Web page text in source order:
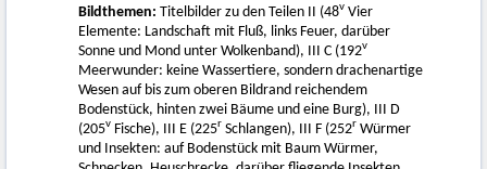
Bildthemen: Titelbilder zu den Teilen II (48v Vier
Elemente: Landschaft mit Fluß, links Feuer, darüber
Sonne und Mond unter Wolkenband), III C (192v
Meerwunder: keine Wassertiere, sondern drachenartige
Wesen auf bis zum oberen Bildrand reichendem
Bodenstück, hinten zwei Bäume und eine Burg), III D
(205v Fische), III E (225r Schlangen), III F (252r Würmer
und Insekten: auf Bodenstück mit Baum Würmer,